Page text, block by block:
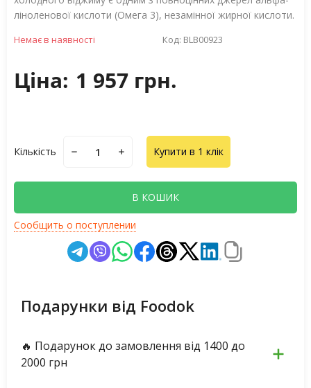
ліноленової кислоти (Омега 3), незамінної жирної кислоти.
Немає в наявності Код: BLB00923
Ціна: 1 957 грн.
Кількість Купити в 1 клік
В КОШИК
Сообщить о поступлении
Подарунки від Foodok
🔥 Подарунок до замовлення від 1400 до
2000 грн